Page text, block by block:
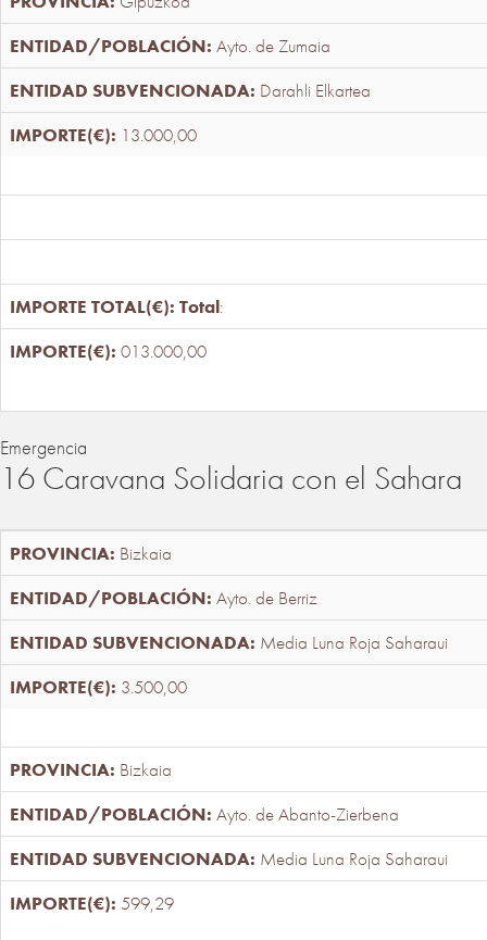
Ayto. de Zumaia
Darahli Elkartea
13.000,00
Total:
013.000,00
Emergencia
16 Caravana Solidaria con el Sahara
Bizkaia
Ayto. de Berriz
Media Luna Roja Saharaui
3.500,00
Bizkaia
Ayto. de Abanto-Zierbena
Media Luna Roja Saharaui
599,29